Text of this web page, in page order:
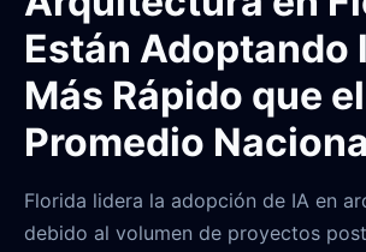
Están Adoptando
Más Rápido que el
Promedio
Florida lidera la adopción de IA en
debido al volumen de proyectos